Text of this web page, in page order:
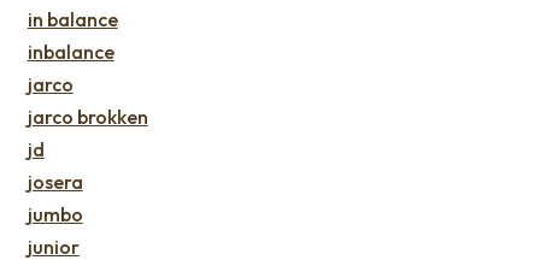
in balance
inbalance
jarco
jarco brokken
jd
josera
jumbo
junior